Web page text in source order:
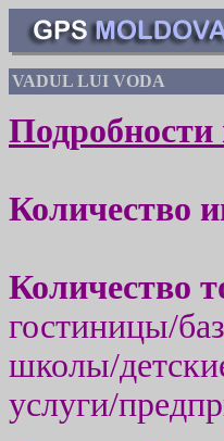
VADUL LUI VODA
Подробности
Количество
Количество
гостиницы/
школы/
услуги/